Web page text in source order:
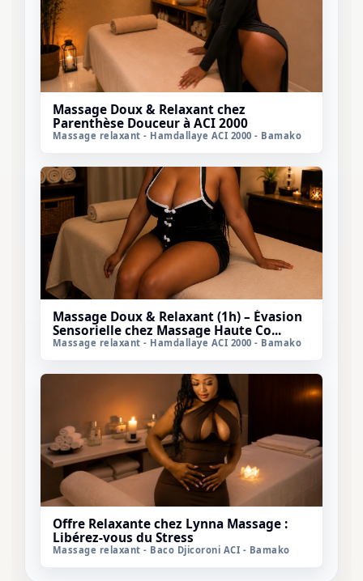
Massage relaxant - Hamdallaye ACI 2000 - Bamako
Massage Doux & Relaxant chez
Parenthèse Douceur à ACI 2000
Massage relaxant - Hamdallaye ACI 2000 - Bamako
Massage Doux & Relaxant (1h) – Évasion
Sensorielle chez Massage Haute Co...
Massage relaxant - Baco Djicoroni ACI - Bamako
Offre Relaxante chez Lynna Massage :
Libérez-vous du Stress